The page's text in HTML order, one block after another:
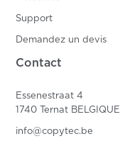
Support
Demandez un devis
Contact
Essenestraat 4
1740 Ternat BELGIQUE
info@copytec.be